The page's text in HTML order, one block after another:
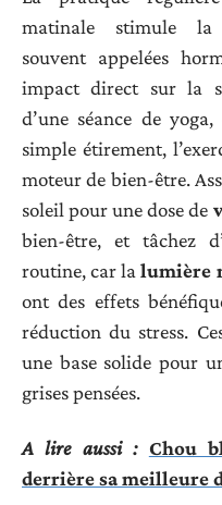
matinale stimule la
souvent appelées
impact direct sur la
d’une séance de
simple étirement,
moteur de bien-être.
soleil pour une dose de
bien-être, et tâchez
routine, car lalumière
ont des effets
réduction du stress.
une base solide pour
grises pensées.
A lire aussi : Chou
derrière sa meilleure